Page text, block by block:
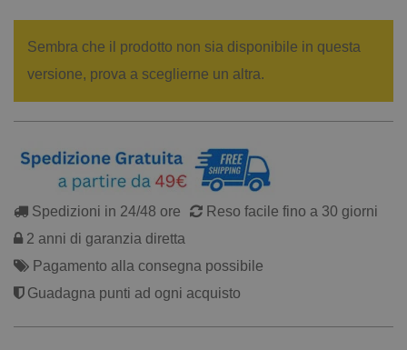
Sembra che il prodotto non sia disponibile in questa
versione, prova a sceglierne un altra.
Spedizioni in 24/48 ore
Reso facile fino a 30 giorni
2 anni di garanzia diretta
Pagamento alla consegna possibile
Guadagna punti ad ogni acquisto